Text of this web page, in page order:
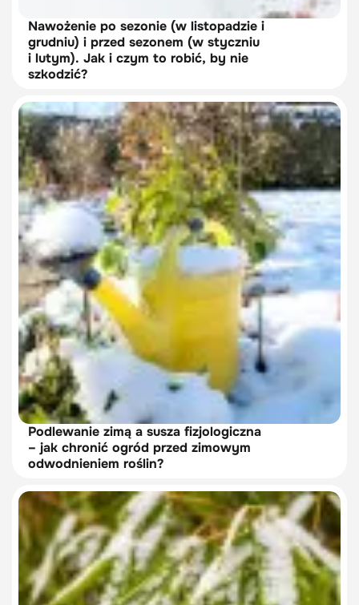
Nawożenie po sezonie (w listopadzie i
grudniu) i przed sezonem (w styczniu
i lutym). Jak i czym to robić, by nie
szkodzić?
Podlewanie zimą a susza fizjologiczna
– jak chronić ogród przed zimowym
odwodnieniem roślin?